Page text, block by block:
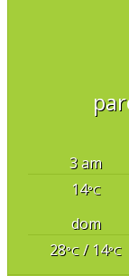
3 am
14°C
dom
28°C / 14°C